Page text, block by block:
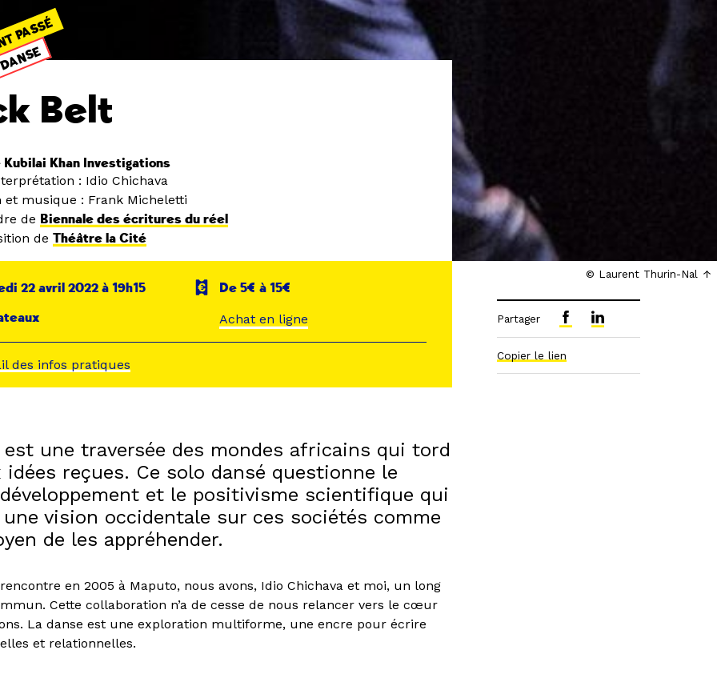
© Laurent Thurin-Nal
PASSÉ
Belt
Kubilai Khan Investigations
: Idio Chichava
et musique : Frank Micheletti
de Biennale des écritures du réel
deThéâtre la Cité
22 avril 2022 à 19h15
De 5€ à 15€
Achat en ligne
des infos pratiques
est une traversée des mondes africains qui tord
idées reçues. Ce solo dansé questionne le
et le positivisme scientifique qui
vision occidentale sur ces sociétés comme
de les appréhender.
en 2005 à Maputo, nous avons, Idio Chichava et moi, un long
Cette collaboration n’a de cesse de nous relancer vers le cœur
La danse est une exploration multiforme, une encre pour écrire
et relationnelles.
Partager
Copier le lien